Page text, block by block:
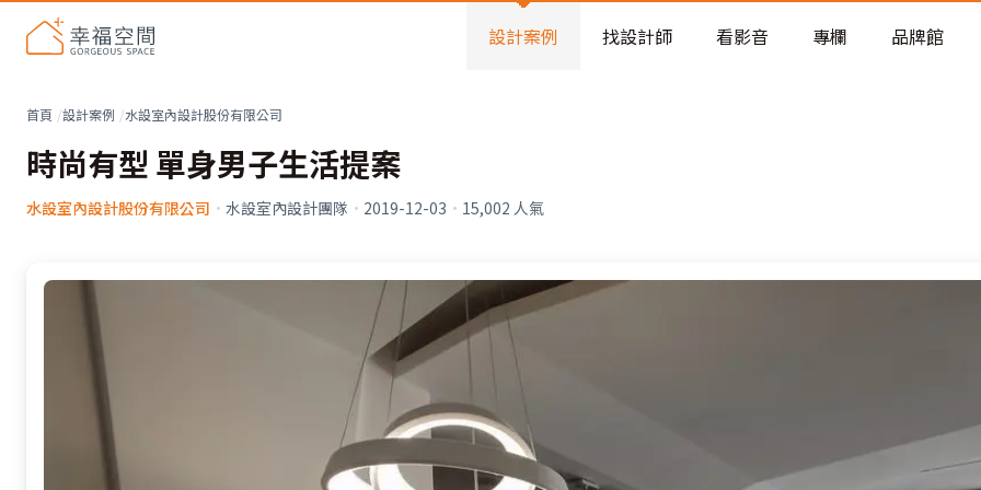
設計案例 找設計師 看影音 專欄 品牌館
首頁 設計案例 水設室內設計股份有限公司
時尚有型 單身男子生活提案
水設室內設計股份有限公司 · 水設室內設計團隊 · 2019-12-03 · 15,002 人氣